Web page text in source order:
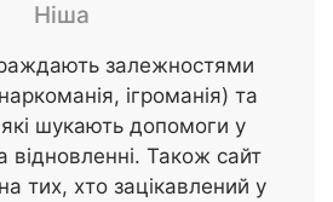
Ніша
залежностями
ігроманія) та
які шукають допомоги у
відновленні. Також сайт
тих, хто зацікавлений у